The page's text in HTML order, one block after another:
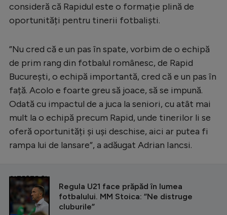
consideră că Rapidul este o formație plină de
oportunități pentru tinerii fotbaliști.
”Nu cred că e un pas în spate, vorbim de o echipă
de prim rang din fotbalul românesc, de Rapid
București, o echipă importantă, cred că e un pas în
față. Acolo e foarte greu să joace, să se impună.
Odată cu impactul de a juca la seniori, cu atât mai
mult la o echipă precum Rapid, unde tinerilor li se
oferă oportunități și uși deschise, aici ar putea fi
rampa lui de lansare”, a adăugat Adrian Iancsi.
CITEȘTE ȘI
Regula U21 face prăpăd în lumea
fotbalului. MM Stoica: ”Ne distruge
cluburile”